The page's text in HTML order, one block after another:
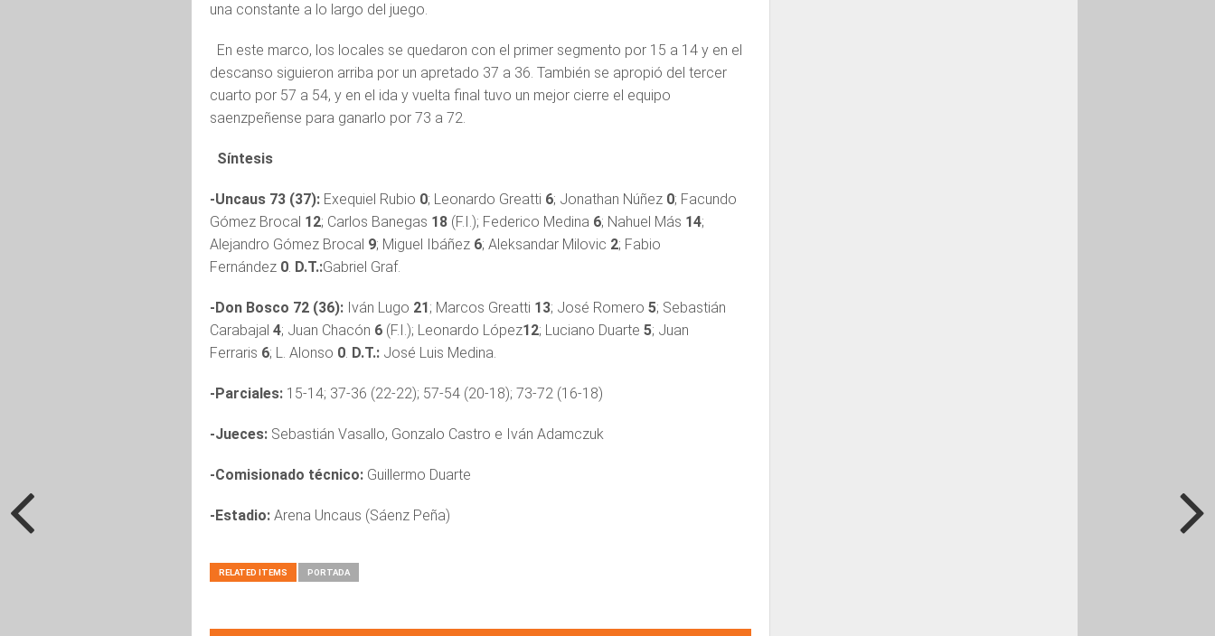
una constante a lo largo del juego.
En este marco, los locales se quedaron con el primer segmento por 15 a 14 y en el
descanso siguieron arriba por un apretado 37 a 36. También se apropió del tercer
cuarto por 57 a 54, y en el ida y vuelta final tuvo un mejor cierre el equipo
saenzpeñense para ganarlo por 73 a 72.
Síntesis
-Uncaus 73 (37): Exequiel Rubio 0; Leonardo Greatti 6; Jonathan Núñez 0; Facundo
Gómez Brocal 12; Carlos Banegas 18 (F.I.); Federico Medina 6; Nahuel Más 14;
Alejandro Gómez Brocal 9; Miguel Ibáñez 6; Aleksandar Milovic 2; Fabio
Fernández 0. D.T.:Gabriel Graf.
-Don Bosco 72 (36): Iván Lugo 21 ; Marcos Greatti 13; José Romero 5; Sebastián
Carabajal 4; Juan Chacón 6 (F.I.); Leonardo López12; Luciano Duarte 5; Juan
Ferraris 6; L. Alonso 0. D.T.: José Luis Medina.
-Parciales: 15-14; 37-36 (22-22); 57-54 (20-18); 73-72 (16-18)
-Jueces: Sebastián Vasallo, Gonzalo Castro e Iván Adamczuk
-Comisionado técnico: Guillermo Duarte
-Estadio: Arena Uncaus (Sáenz Peña)
RELATED ITEMS PORTADA